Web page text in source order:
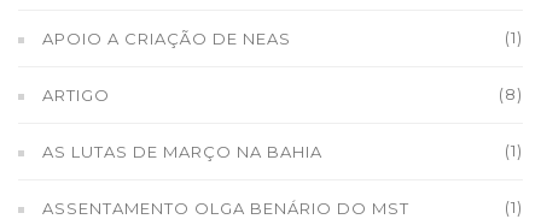
APOIO A CRIAÇÃO DE NEAS (1)
ARTIGO (8)
AS LUTAS DE MARÇO NA BAHIA (1)
ASSENTAMENTO OLGA BENÁRIO DO MST (1)